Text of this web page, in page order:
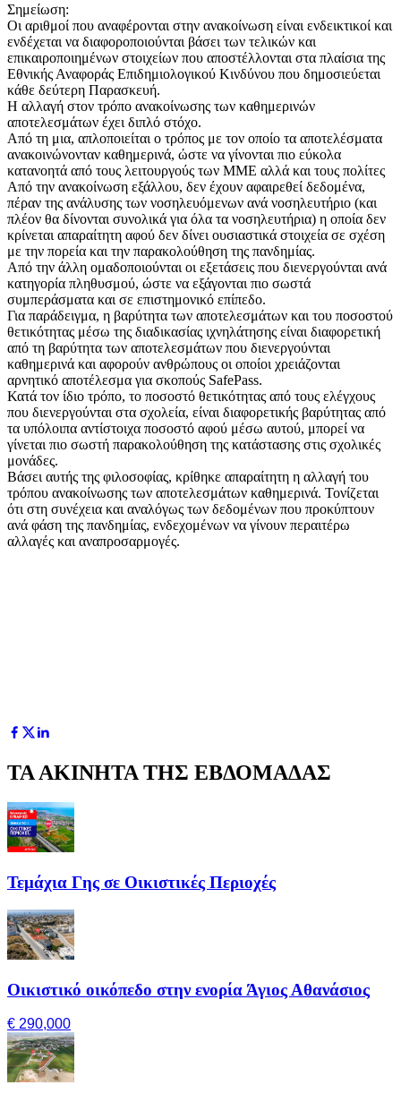
Σημείωση:
Οι αριθμοί που αναφέρονται στην ανακοίνωση είναι ενδεικτικοί και
ενδέχεται να διαφοροποιούνται βάσει των τελικών και
επικαιροποιημένων στοιχείων που αποστέλλονται στα πλαίσια της
Εθνικής Αναφοράς Επιδημιολογικού Κινδύνου που δημοσιεύεται
κάθε δεύτερη Παρασκευή.
Η αλλαγή στον τρόπο ανακοίνωσης των καθημερινών
αποτελεσμάτων έχει διπλό στόχο.
Από τη μια, απλοποιείται ο τρόπος με τον οποίο τα αποτελέσματα
ανακοινώνονταν καθημερινά, ώστε να γίνονται πιο εύκολα
κατανοητά από τους λειτουργούς των ΜΜΕ αλλά και τους πολίτες
Από την ανακοίνωση εξάλλου, δεν έχουν αφαιρεθεί δεδομένα,
πέραν της ανάλυσης των νοσηλευόμενων ανά νοσηλευτήριο (και
πλέον θα δίνονται συνολικά για όλα τα νοσηλευτήρια) η οποία δεν
κρίνεται απαραίτητη αφού δεν δίνει ουσιαστικά στοιχεία σε σχέση
με την πορεία και την παρακολούθηση της πανδημίας.
Από την άλλη ομαδοποιούνται οι εξετάσεις που διενεργούνται ανά
κατηγορία πληθυσμού, ώστε να εξάγονται πιο σωστά
συμπεράσματα και σε επιστημονικό επίπεδο.
Για παράδειγμα, η βαρύτητα των αποτελεσμάτων και του ποσοστού
θετικότητας μέσω της διαδικασίας ιχνηλάτησης είναι διαφορετική
από τη βαρύτητα των αποτελεσμάτων που διενεργούνται
καθημερινά και αφορούν ανθρώπους οι οποίοι χρειάζονται
αρνητικό αποτέλεσμα για σκοπούς SafePass.
Κατά τον ίδιο τρόπο, το ποσοστό θετικότητας από τους ελέγχους
που διενεργούνται στα σχολεία, είναι διαφορετικής βαρύτητας από
τα υπόλοιπα αντίστοιχα ποσοστό αφού μέσω αυτού, μπορεί να
γίνεται πιο σωστή παρακολούθηση της κατάστασης στις σχολικές
μονάδες.
Βάσει αυτής της φιλοσοφίας, κρίθηκε απαραίτητη η αλλαγή του
τρόπου ανακοίνωσης των αποτελεσμάτων καθημερινά. Τονίζεται
ότι στη συνέχεια και αναλόγως των δεδομένων που προκύπτουν
ανά φάση της πανδημίας, ενδεχομένων να γίνουν περαιτέρω
αλλαγές και αναπροσαρμογές.
ΤΑ ΑΚΙΝΗΤΑ ΤΗΣ ΕΒΔΟΜΑΔΑΣ
Τεμάχια Γης σε Οικιστικές Περιοχές
Οικιστικό οικόπεδο στην ενορία Άγιος Αθανάσιος
€ 290,000